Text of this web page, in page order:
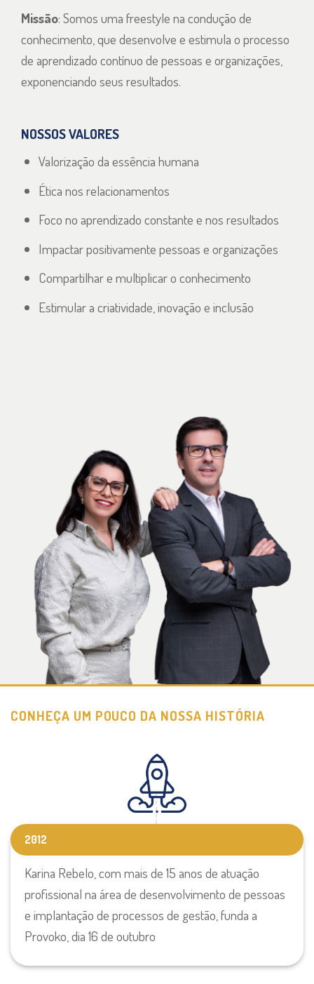
Missão: Somos uma freestyle na condução de
conhecimento, que desenvolve e estimula o processo
de aprendizado contínuo de pessoas e organizações,
exponenciando seus resultados.
NOSSOS VALORES
Valorização da essência humana
Ética nos relacionamentos
Foco no aprendizado constante e nos resultados
Impactar positivamente pessoas e organizações
Compartilhar e multiplicar o conhecimento
Estimular a criatividade, inovação e inclusão
CONHEÇA UM POUCO DA NOSSA HISTÓRIA
2012
Karina Rebelo, com mais de 15 anos de atuação
profissional na área de desenvolvimento de pessoas
e implantação de processos de gestão, funda a
Provoko, dia 16 de outubro